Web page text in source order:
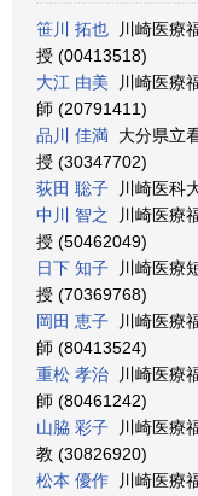
笹川 拓也 川崎医療
授 (00413518)
大江 由美 川崎医療
師 (20791411)
品川 佳満 大分県立
授 (30347702)
荻田 聡子 川崎医科
中川 智之
川崎医療
授 (50462049)
日下 知子 川崎医療
授 (70369768)
岡田 恵子 川崎医療
師 (80413524)
重松 孝治 川崎医療
師 (80461242)
山脇 彩子 川崎医療
教 (30826920)
松本 優作 川崎医療